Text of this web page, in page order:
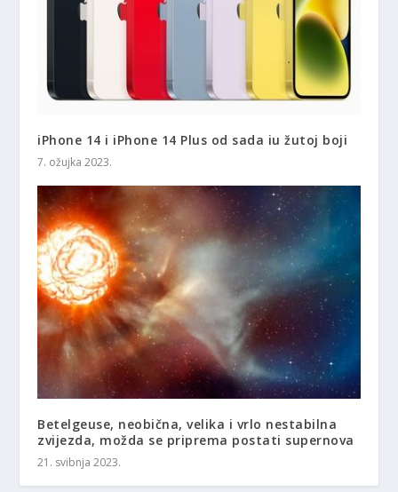
iPhone 14 i iPhone 14 Plus od sada iu žutoj boji
7. ožujka 2023.
Betelgeuse, neobična, velika i vrlo nestabilna
zvijezda, možda se priprema postati supernova
21. svibnja 2023.